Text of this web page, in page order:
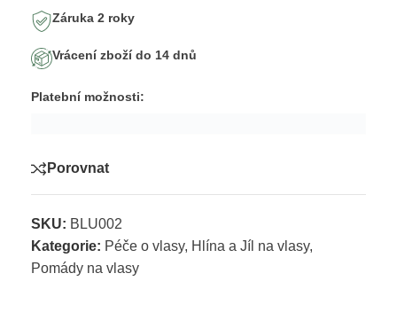
Záruka 2 roky
Vrácení zboží do 14 dnů
Platební možnosti:
Porovnat
SKU: BLU002
Kategorie: Péče o vlasy, Hlína a Jíl na vlasy,
Pomády na vlasy